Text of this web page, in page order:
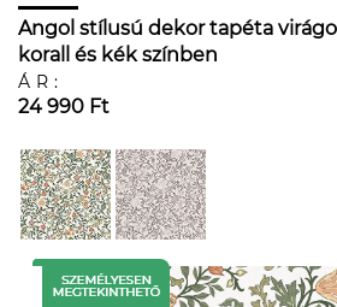
Angol stílusú dekor tapéta
korall és kék színben
ÁR:
24 990 Ft